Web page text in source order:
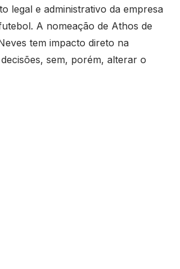
legal e administrativo da empresa
A nomeação de Athos de
tem impacto direto na
sem, porém, alterar o